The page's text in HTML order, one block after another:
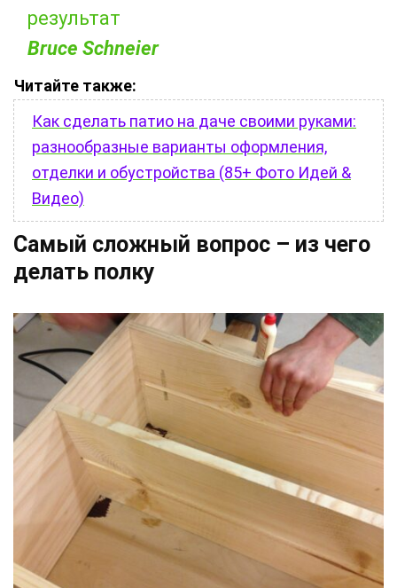
результат
Bruce Schneier
Читайте также:
Как сделать патио на даче своими руками:
разнообразные варианты оформления,
отделки и обустройства (85+ Фото Идей &
Видео)
Самый сложный вопрос – из чего
делать полку